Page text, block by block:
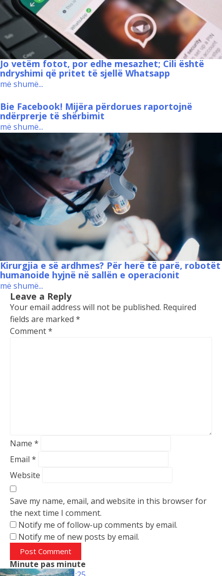
Jo vetëm fotot, por edhe mesazhet; Cili është
ndryshimi që pritet të sjellë Whatsapp
më shumë...
Bie Facebook! Mijëra përdorues raportojnë
ndërprerje të shërbimit
më shumë...
Kirurgjia e së ardhmes? Për herë të parë, robotët
humanoide hyjnë në sallën e operacionit
më shumë...
Leave a Reply
Your email address will not be published. Required
fields are marked *
Comment*
Name *
Email *
Website
Save my name, email, and website in this browser for
the next time I comment.
Notify me of follow-up comments by email.
Notify me of new posts by email.
Minute pas minute